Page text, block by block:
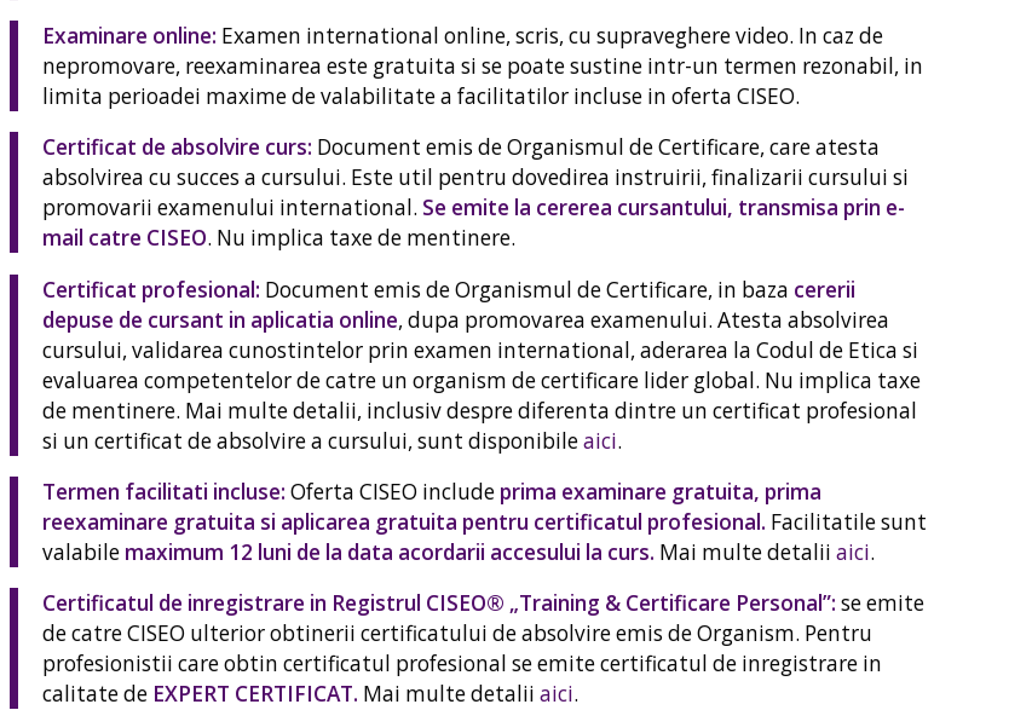
Examinare online: Examen international online, scris, cu supraveghere video. In caz de
nepromovare, reexaminarea este gratuita si se poate sustine intr-un termen rezonabil, in
limita perioadei maxime de valabilitate a facilitatilor incluse in oferta CISEO.
Certificat de absolvire curs: Document emis de Organismul de Certificare, care atesta
absolvirea cu succes a cursului. Este util pentru dovedirea instruirii, finalizarii cursului si
promovarii examenului international. Se emite la cererea cursantului, transmisa prin e-
mail catre CISEO. Nu implica taxe de mentinere.
Certificat profesional: Document emis de Organismul de Certificare, in baza cererii
depuse de cursant in aplicatia online, dupa promovarea examenului. Atesta absolvirea
cursului, validarea cunostintelor prin examen international, aderarea la Codul de Etica si
evaluarea competentelor de catre un organism de certificare lider global. Nu implica taxe
de mentinere. Mai multe detalii, inclusiv despre diferenta dintre un certificat profesional
si un certificat de absolvire a cursului, sunt disponibileaici.
Termen facilitati incluse: Oferta CISEO include prima examinare gratuita, prima
reexaminare gratuita si aplicarea gratuita pentru certificatul profesional. Facilitatile sunt
valabile maximum 12 luni de la data acordarii accesului la curs. Mai multe detalii aici.
Certificatul de inregistrare in Registrul CISEO® „Training & Certificare Personal”: se emite
de catre CISEO ulterior obtinerii certificatului de absolvire emis de Organism. Pentru
profesionistii care obtin certificatul profesional se emite certificatul de inregistrare in
calitate de EXPERT CERTIFICAT. Mai multe detalii aici.